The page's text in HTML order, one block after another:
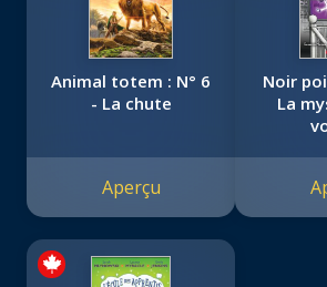
Animal totem : N° 6
- La chute
Aperçu
Noir
La